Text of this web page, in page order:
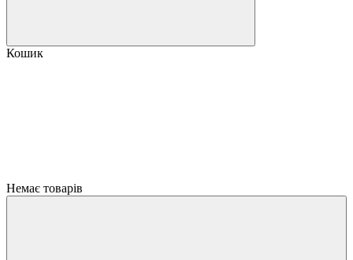
Кошик
Немає товарів